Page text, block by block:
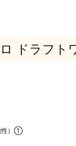
ロ ドラフト
性）①